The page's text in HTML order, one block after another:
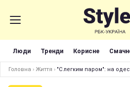
Люди Тренди Корисне
Головна › Життя › "С легким паром": на